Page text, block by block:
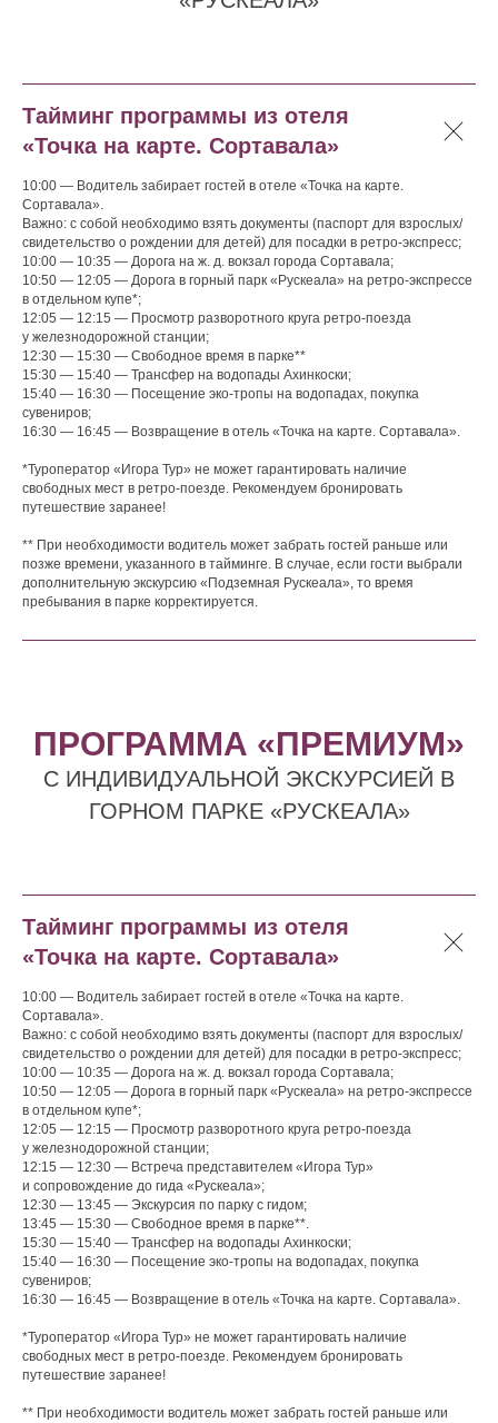
Тайминг программы из отеля
«Точка на карте. Сортавала»
10:00 — Водитель забирает гостей в отеле «Точка на карте.
Сортавала».
Важно: с собой необходимо взять документы (паспорт для взрослых/
свидетельство о рождении для детей) для посадки в ретро-экспресс;
10:00 — 10:35 — Дорога на ж. д. вокзал города Сортавала;
10:50 — 12:05 — Дорога в горный парк «Рускеала» на ретро-экспрессе
в отдельном купе*;
12:05 — 12:15 — Просмотр разворотного круга ретро-поезда
у железнодорожной станции;
12:30 — 15:30 — Свободное время в парке**
15:30 — 15:40 — Трансфер на водопады Ахинкоски;
15:40 — 16:30 — Посещение эко-тропы на водопадах, покупка
сувениров;
16:30 — 16:45 — Возвращение в отель «Точка на карте. Сортавала».
*Туроператор «Игора Тур» не может гарантировать наличие
свободных мест в ретро-поезде. Рекомендуем бронировать
путешествие заранее!
** При необходимости водитель может забрать гостей раньше или
позже времени, указанного в тайминге. В случае, если гости выбрали
дополнительную экскурсию «Подземная Рускеала», то время
пребывания в парке корректируется.
ПРОГРАММА «ПРЕМИУМ»
С ИНДИВИДУАЛЬНОЙ ЭКСКУРСИЕЙ В
ГОРНОМ ПАРКЕ «РУСКЕАЛА»
Тайминг программы из отеля
«Точка на карте. Сортавала»
10:00 — Водитель забирает гостей в отеле «Точка на карте.
Сортавала».
Важно: с собой необходимо взять документы (паспорт для взрослых/
свидетельство о рождении для детей) для посадки в ретро-экспресс;
10:00 — 10:35 — Дорога на ж. д. вокзал города Сортавала;
10:50 — 12:05 — Дорога в горный парк «Рускеала» на ретро-экспрессе
в отдельном купе*;
12:05 — 12:15 — Просмотр разворотного круга ретро-поезда
у железнодорожной станции;
12:15 — 12:30 — Встреча представителем «Игора Тур»
и сопровождение до гида «Рускеала»;
12:30 — 13:45 — Экскурсия по парку с гидом;
13:45 — 15:30 — Свободное время в парке**.
15:30 — 15:40 — Трансфер на водопады Ахинкоски;
15:40 — 16:30 — Посещение эко-тропы на водопадах, покупка
сувениров;
16:30 — 16:45 — Возвращение в отель «Точка на карте. Сортавала».
*Туроператор «Игора Тур» не может гарантировать наличие
свободных мест в ретро-поезде. Рекомендуем бронировать
путешествие заранее!
** При необходимости водитель может забрать гостей раньше или